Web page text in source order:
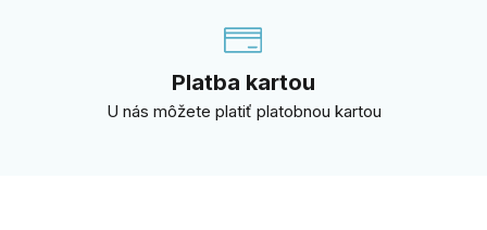
Platba kartou
U nás môžete platiť platobnou kartou